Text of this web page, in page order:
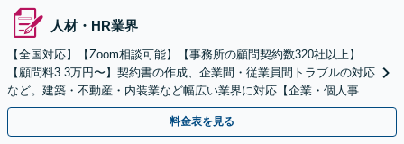
人材・HR業界
【全国対応】【Zoom相談可能】【事務所の顧問契約数320社以上】
【顧問料3.3万円〜】契約書の作成、企業間・従業員間トラブルの対応
など。建築・不動産・内装業など幅広い業界に対応【企業・個人事業
主の方初回面談無料】
料金表を見る